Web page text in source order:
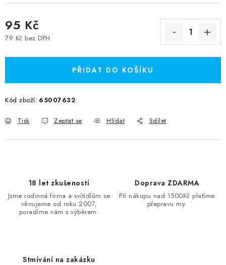
95 Kč
79 Kč bez DPH
PŘIDAT DO KOŠÍKU
Kód zboží: 65007632
Tisk Zeptat se Hlídat Sdílet
18 let zkušeností
Jsme rodinná firma a svítidlům se
věnujeme od roku 2007,
poradíme vám s výběrem.
Doprava ZDARMA
Při nákupu nad 1500Kč platíme
přepravu my.
Stmívání na zakázku